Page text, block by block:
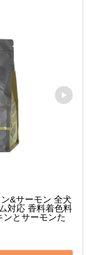
&サーモン 全犬
対応 香料着色料
とサーモンた